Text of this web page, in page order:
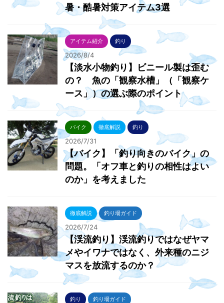
暑・酷暑対策アイテム3選
アイテム紹介 釣り
2026/8/4
【淡水小物釣り】ビニール製は歪む
の？ 魚の「観察水槽」（「観察ケ
ース」）の選ぶ際のポイント
バイク 徹底解説 釣り
2026/7/31
【バイク】「釣り向きのバイク」の
問題。「オフ車と釣りの相性はよい
のか」を考えました
徹底解説 釣り場ガイド
2026/7/24
【渓流釣り】渓流釣りではなぜヤマ
メやイワナではなく、外来種のニジ
マスを放流するのか？
釣り 釣り場ガイド